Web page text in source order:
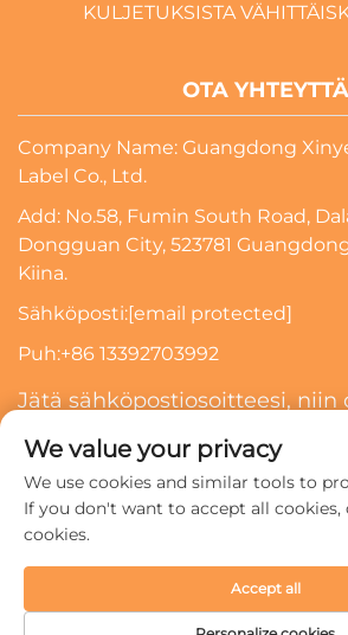
KULJETUKSISTA
OTA YHTEYTTÄ
Company Name: Guangdong
Label Co., Ltd.
Add: No.58, Fumin South Road,
Dongguan City, 523781
Kiina.
Sähköposti:[email protected]
Puh:+86 13392703992
Jätä sähköpostiosoitteesi, niin
Ltd. Kaikki oikeudet pidätetään.
We value your privacy
We use cookies and similar tools to
If you don't want to accept all cookies,
cookies.
Accept all